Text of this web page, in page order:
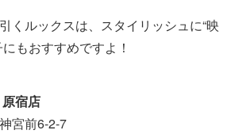
くルックスは、スタイリッシュに“映
もおすすめですよ！
宿店
宮前6-2-7